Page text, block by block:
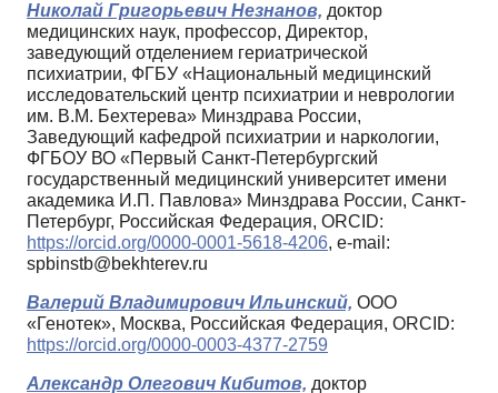
Николай Григорьевич Незнанов, доктор
медицинских наук, профессор, Директор,
заведующий отделением гериатрической
психиатрии, ФГБУ «Национальный медицинский
исследовательский центр психиатрии и неврологии
им. В.М. Бехтерева» Минздрава России,
Заведующий кафедрой психиатрии и наркологии,
ФГБОУ ВО «Первый Санкт-Петербургский
государственный медицинский университет имени
академика И.П. Павлова» Минздрава России, Санкт-
Петербург, Российская Федерация, ORCID:
https://orcid.org/0000-0001-5618-4206, e-mail:
spbinstb@bekhterev.ru
Валерий Владимирович Ильинский, ООО
«Генотек», Москва, Российская Федерация, ORCID:
https://orcid.org/0000-0003-4377-2759
Александр Олегович Кибитов, доктор